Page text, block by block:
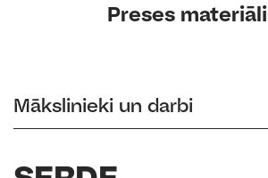
Preses materiāli
Mākslinieki un darbi